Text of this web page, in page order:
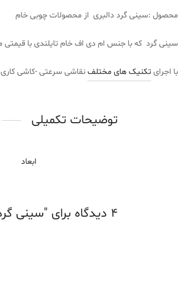
محصول :سینی گرد دالبری از محصولات چوبی خام
سینی گرد که با جنس ام دی اف خام تایلندی با
با اجرایتکنیک های مختلفنقاشی سرعتی -کاشی کاری
توضیحات تکمیلی
ابعاد
4 دیدگاه برای سینی